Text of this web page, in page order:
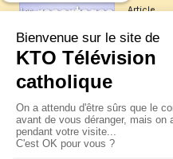
Article
Les
La
XIV à
jeudi 6